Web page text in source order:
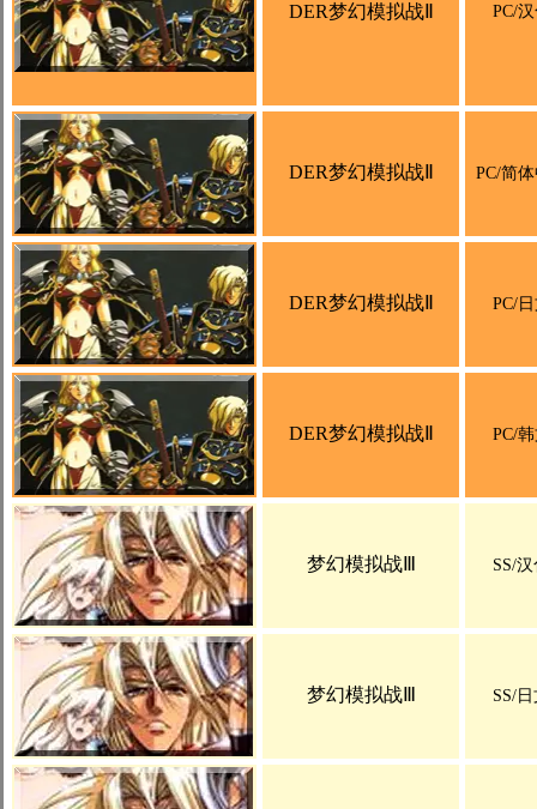
DER梦幻模拟战Ⅱ PC/
DER梦幻模拟战Ⅱ PC/简
DER梦幻模拟战Ⅱ PC/
DER梦幻模拟战Ⅱ PC/
梦幻模拟战Ⅲ SS/
梦幻模拟战Ⅲ SS/